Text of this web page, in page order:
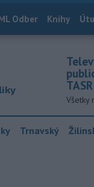
Odber Knihy
TASR
Všetky
Trnavský